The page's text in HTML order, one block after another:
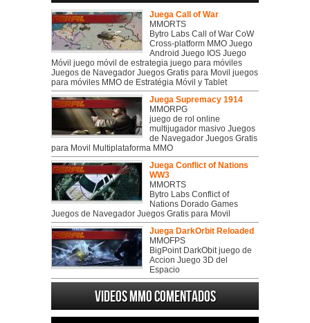
Juega Call of War
MMORTS
Bytro Labs Call of War CoW
Cross-platform MMO Juego
Android Juego IOS Juego
Móvil juego móvil de estrategia juego para móviles
Juegos de Navegador Juegos Gratis para Movil juegos
para móviles MMO de Estratégia Móvil y Tablet
Juega Supremacy 1914
MMORPG
juego de rol online
multijugador masivo Juegos
de Navegador Juegos Gratis
para Movil Multiplataforma MMO
Juega Conflict of Nations
WW3
MMORTS
Bytro Labs Conflict of
Nations Dorado Games
Juegos de Navegador Juegos Gratis para Movil
Juega DarkOrbit Reloaded
MMOFPS
BigPoint DarkObit juego de
Accion Juego 3D del
Espacio
Videos MMO Comentados